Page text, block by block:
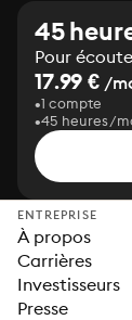
45
Pour
17.99 € /
1 compte
45 heures/
ENTREPRISE
À propos
Carrières
Investisseurs
Presse